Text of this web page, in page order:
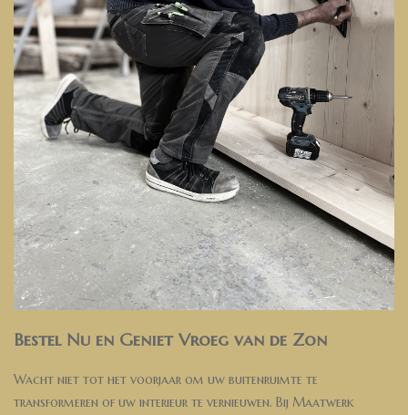
Bestel Nu en Geniet Vroeg van de Zon
Wacht niet tot het voorjaar om uw buitenruimte te
transformeren of uw interieur te vernieuwen. Bij Maatwerk